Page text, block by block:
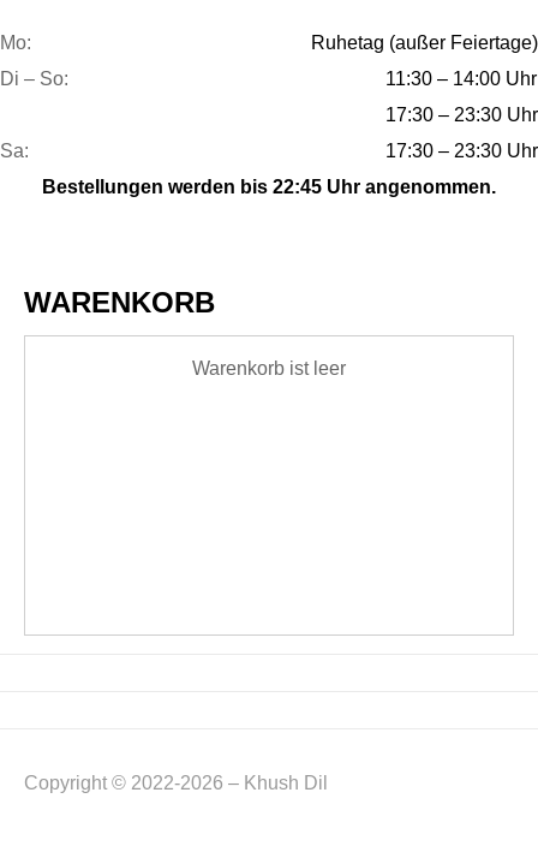
Mo:
Ruhetag (außer Feiertage)
Di – So:
11:30 – 14:00 Uhr
17:30 – 23:30 Uhr
Sa:
17:30 – 23:30 Uhr
Bestellungen werden bis 22:45 Uhr angenommen.
WARENKORB
Warenkorb ist leer
Copyright © 2022-2026 – Khush Dil